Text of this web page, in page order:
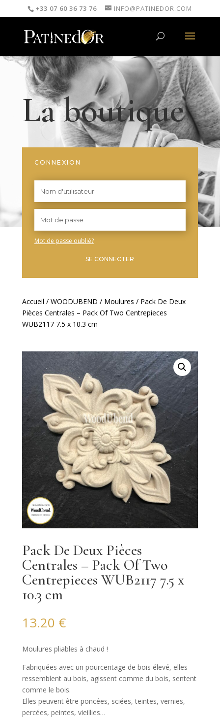
+33 07 60 36 73 76 INFO@PATINEDOR.COM
La boutique
CONNEXION
Mot de passe oublié?
SE CONNECTER
Accueil / WOODUBEND / Moulures / Pack De Deux
Pièces Centrales – Pack Of Two Centrepieces
WUB2117 7.5 x 10.3 cm
Pack De Deux Pièces
Centrales – Pack Of Two
Centrepieces WUB2117 7.5 x
10.3 cm
13.20 €
Moulures pliables à chaud !
Fabriquées avec un pourcentage de bois élevé, elles
ressemblent au bois, agissent comme du bois, sentent
comme le bois.
Elles peuvent être poncées, sciées, teintes, vernies,
percées, peintes, vieillies…